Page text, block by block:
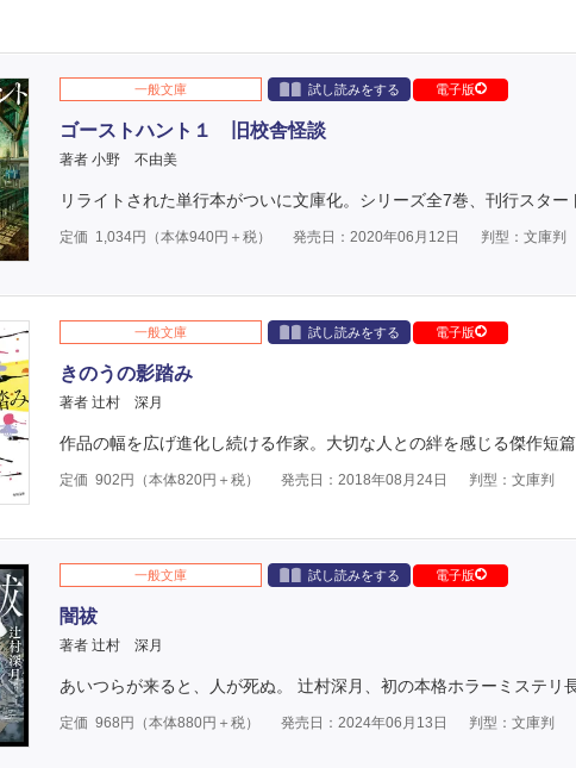
一般文庫 試し読みをする 電子版
ゴーストハント１ 旧校舎怪談
著者 小野 不由美
リライトされた単行本がついに文庫化。シリーズ全7巻、刊行スター
定価 1,034円（本体940円＋税） 発売日：2020年06月12日 判型：文庫判
一般文庫 試し読みをする 電子版
きのうの影踏み
著者 辻村 深月
作品の幅を広げ進化し続ける作家。大切な人との絆を感じる傑作短篇
定価 902 円（本体820円＋税） 発売日：2018年08月24日 判型：文庫判
一般文庫 試し読みをする 電子版
闇祓
著者 辻村 深月
あいつらが来ると、人が死ぬ。 辻村深月、初の本格ホラーミステリ
定価 968 円（本体880円＋税） 発売日：2024年06月13日 判型：文庫判